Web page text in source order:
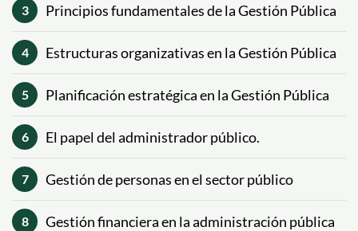
3 Principios fundamentales de la Gestión Pública
4 Estructuras organizativas en la Gestión Pública
5 Planificación estratégica en la Gestión Pública
6 El papel del administrador público.
7 Gestión de personas en el sector público
8 Gestión financiera en la administración pública